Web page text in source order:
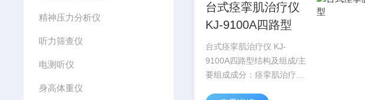
精神压力分析仪
听力筛查仪
电测听仪
身高体重仪
台式痉挛肌治疗仪
KJ-9100A四路型
台式痉挛肌治疗仪 KJ-
9100A四路型结构及组成/主
要组成成分：痉挛肌治疗仪